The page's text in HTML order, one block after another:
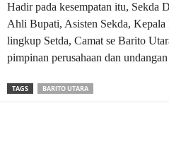
Hadir pada kesempatan itu, Sekda
Ahli Bupati, Asisten Sekda, Kepala
lingkup Setda, Camat se Barito
pimpinan perusahaan dan
TAGS BARITO UTARA